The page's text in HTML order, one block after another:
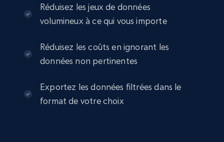
URL, Product id, Title, Seller name, Seller rating,
Seller reviews, Breadcrumbs, Root category, and
eCommerce
2.5K+ 359+ Buy Now
Réduisez les jeux de données
volumineux à ce qui vous importe
Réduisez les coûts en ignorant les
données non pertinentes
Exportez les données filtrées dans le
format de votre choix